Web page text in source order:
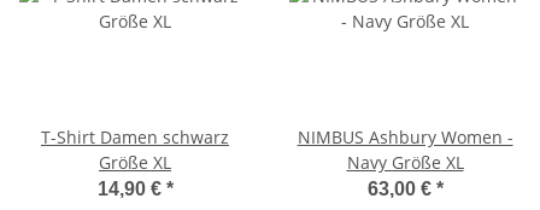
T-Shirt Damen schwarz
Größe XL
14,90 € *
NIMBUS Ashbury Women -
Navy Größe XL
63,00 € *